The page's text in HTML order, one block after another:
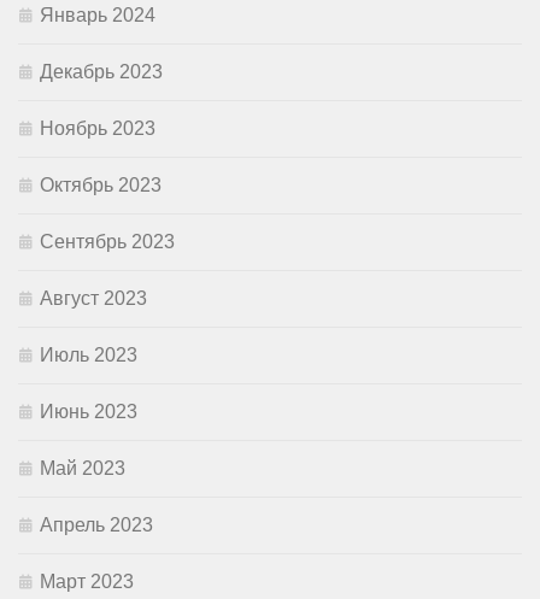
Январь 2024
Декабрь 2023
Ноябрь 2023
Октябрь 2023
Сентябрь 2023
Август 2023
Июль 2023
Июнь 2023
Май 2023
Апрель 2023
Март 2023